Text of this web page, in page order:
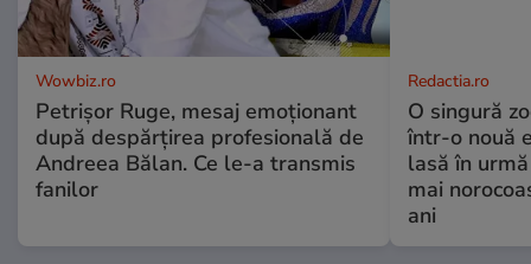
Wowbiz.ro
Petrișor Ruge, mesaj emoționant
după despărțirea profesională de
Andreea Bălan. Ce le-a transmis
fanilor
Redactia.ro
O singură
într-o nouă
lasă în
mai
ani